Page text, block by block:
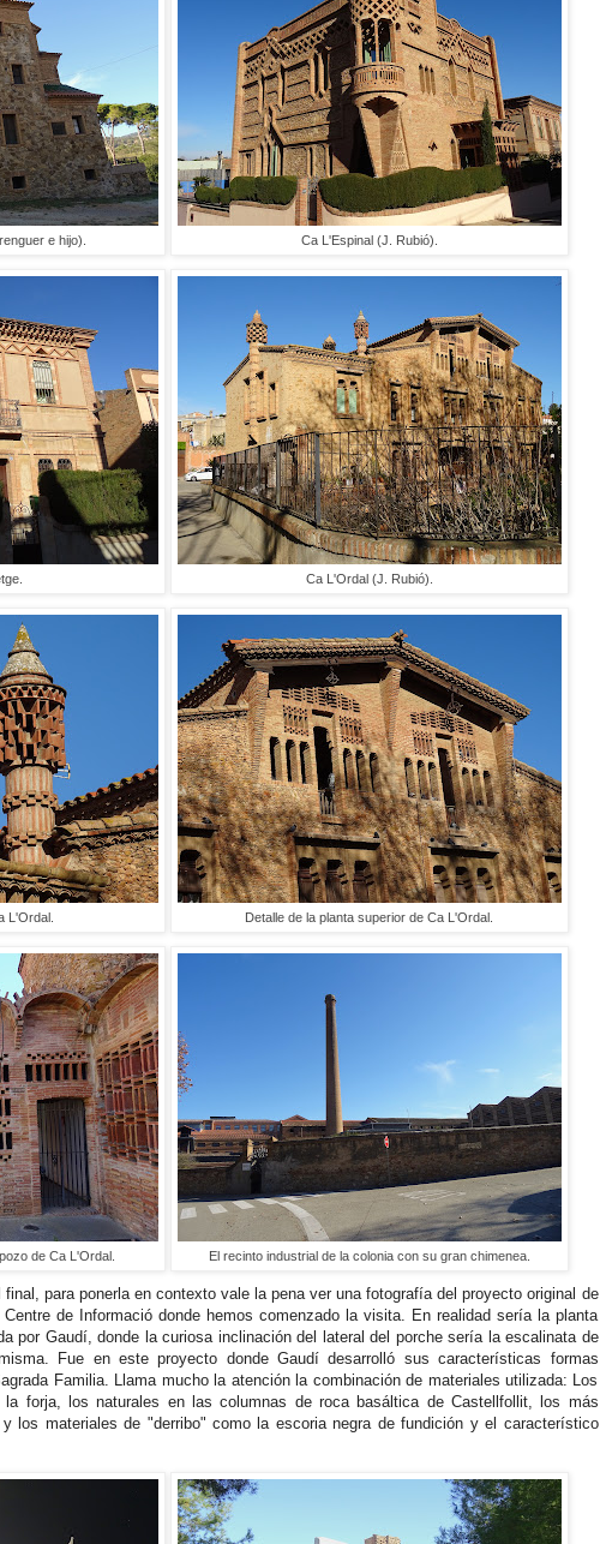
e hijo). Ca L'Espinal (J. Rubió).
Ca L'Ordal (J. Rubió).
L'Ordal. Detalle de la planta superior de Ca L'Ordal.
de Ca L'Ordal. El recinto industrial de la colonia con su gran chimenea.
para ponerla en contexto vale la pena ver una fotografía del proyecto original de
de Informació donde hemos comenzado la visita. En realidad sería la planta
por Gaudí, donde la curiosa inclinación del lateral del porche sería la escalinata de
Fue en este proyecto donde Gaudí desarrolló sus características formas
Familia. Llama mucho la atención la combinación de materiales utilizada: Los
forja, los naturales en las columnas de roca basáltica de Castellfollit, los más
los materiales de "derribo" como la escoria negra de fundición y el característico